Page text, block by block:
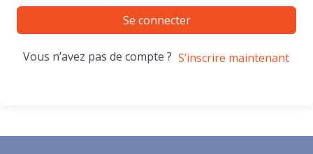
Se connecter
Vous n’avez pas de compte ? S’inscrire maintenant